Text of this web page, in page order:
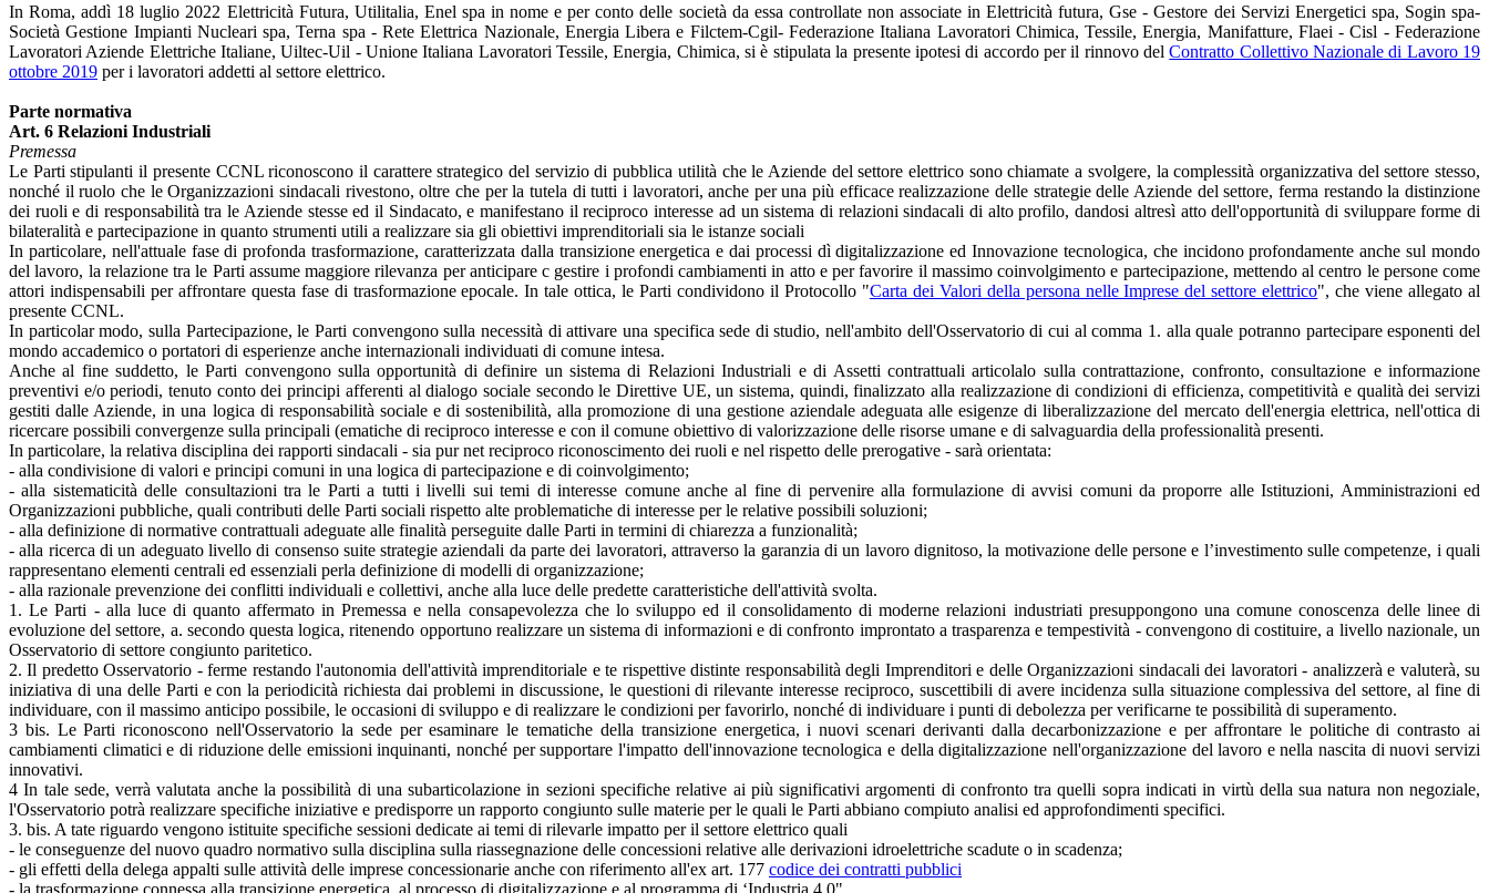
In Roma, addì 18 luglio 2022 Elettricità Futura, Utilitalia, Enel spa in nome e per conto delle società da essa controllate non associate in Elettricità futura, Gse - Gestore dei Servizi Energetici spa, Sogin spa-
Società Gestione Impianti Nucleari spa, Terna spa - Rete Elettrica Nazionale, Energia Libera e Filctem-Cgil- Federazione Italiana Lavoratori Chimica, Tessile, Energia, Manifatture, Flaei - Cisl - Federazione
Lavoratori Aziende Elettriche Italiane, Uiltec-Uil - Unione Italiana Lavoratori Tessile, Energia, Chimica, si è stipulata la presente ipotesi di accordo per il rinnovo delContratto Collettivo Nazionale di Lavoro 19
ottobre 2019 per i lavoratori addetti al settore elettrico.
Parte normativa
Art. 6 Relazioni Industriali
Premessa
Le Parti stipulanti il presente CCNL riconoscono il carattere strategico del servizio di pubblica utilità che le Aziende del settore elettrico sono chiamate a svolgere, la complessità organizzativa del settore stesso,
nonché il ruolo che le Organizzazioni sindacali rivestono, oltre che per la tutela di tutti i lavoratori, anche per una più efficace realizzazione delle strategie delle Aziende del settore, ferma restando la distinzione
dei ruoli e di responsabilità tra le Aziende stesse ed il Sindacato, e manifestano il reciproco interesse ad un sistema di relazioni sindacali di alto profilo, dandosi altresì atto dell'opportunità di sviluppare forme di
bilateralità e partecipazione in quanto strumenti utili a realizzare sia gli obiettivi imprenditoriali sia le istanze sociali
In particolare, nell'attuale fase di profonda trasformazione, caratterizzata dalla transizione energetica e dai processi dì digitalizzazione ed Innovazione tecnologica, che incidono profondamente anche sul mondo
del lavoro, la relazione tra le Parti assume maggiore rilevanza per anticipare c gestire i profondi cambiamenti in atto e per favorire il massimo coinvolgimento e partecipazione, mettendo al centro le persone come
attori indispensabili per affrontare questa fase di trasformazione epocale. In tale ottica, le Parti condividono il Protocollo "Carta dei Valori della persona nelle Imprese del settore elettrico", che viene allegato al
presente CCNL.
In particolar modo, sulla Partecipazione, le Parti convengono sulla necessità di attivare una specifica sede di studio, nell'ambito dell'Osservatorio di cui al comma 1. alla quale potranno partecipare esponenti del
mondo accademico o portatori di esperienze anche internazionali individuati di comune intesa.
Anche al fine suddetto, le Parti convengono sulla opportunità di definire un sistema di Relazioni Industriali e di Assetti contrattuali articolalo sulla contrattazione, confronto, consultazione e informazione
preventivi e/o periodi, tenuto conto dei principi afferenti al dialogo sociale secondo le Direttive UE, un sistema, quindi, finalizzato alla realizzazione di condizioni di efficienza, competitività e qualità dei servizi
gestiti dalle Aziende, in una logica di responsabilità sociale e di sostenibilità, alla promozione di una gestione aziendale adeguata alle esigenze di liberalizzazione del mercato dell'energia elettrica, nell'ottica di
ricercare possibili convergenze sulla principali (ematiche di reciproco interesse e con il comune obiettivo di valorizzazione delle risorse umane e di salvaguardia della professionalità presenti.
In particolare, la relativa disciplina dei rapporti sindacali - sia pur net reciproco riconoscimento dei ruoli e nel rispetto delle prerogative - sarà orientata:
- alla condivisione di valori e principi comuni in una logica di partecipazione e di coinvolgimento;
- alla sistematicità delle consultazioni tra le Parti a tutti i livelli sui temi di interesse comune anche al fine di pervenire alla formulazione di avvisi comuni da proporre alle Istituzioni, Amministrazioni ed
Organizzazioni pubbliche, quali contributi delle Parti sociali rispetto alte problematiche di interesse per le relative possibili soluzioni;
- alla definizione di normative contrattuali adeguate alle finalità perseguite dalle Parti in termini di chiarezza a funzionalità;
- alla ricerca di un adeguato livello di consenso suite strategie aziendali da parte dei lavoratori, attraverso la garanzia di un lavoro dignitoso, la motivazione delle persone e l’investimento sulle competenze, i quali
rappresentano elementi centrali ed essenziali perla definizione di modelli di organizzazione;
- alla razionale prevenzione dei conflitti individuali e collettivi, anche alla luce delle predette caratteristiche dell'attività svolta.
1. Le Parti - alla luce di quanto affermato in Premessa e nella consapevolezza che lo sviluppo ed il consolidamento di moderne relazioni industriati presuppongono una comune conoscenza delle linee di
evoluzione del settore, a. secondo questa logica, ritenendo opportuno realizzare un sistema di informazioni e di confronto improntato a trasparenza e tempestività - convengono di costituire, a livello nazionale, un
Osservatorio di settore congiunto paritetico.
2. Il predetto Osservatorio - ferme restando l'autonomia dell'attività imprenditoriale e te rispettive distinte responsabilità degli Imprenditori e delle Organizzazioni sindacali dei lavoratori - analizzerà e valuterà, su
iniziativa di una delle Parti e con la periodicità richiesta dai problemi in discussione, le questioni di rilevante interesse reciproco, suscettibili di avere incidenza sulla situazione complessiva del settore, al fine di
individuare, con il massimo anticipo possibile, le occasioni di sviluppo e di realizzare le condizioni per favorirlo, nonché di individuare i punti di debolezza per verificarne te possibilità di superamento.
3 bis. Le Parti riconoscono nell'Osservatorio la sede per esaminare le tematiche della transizione energetica, i nuovi scenari derivanti dalla decarbonizzazione e per affrontare le politiche di contrasto ai
cambiamenti climatici e di riduzione delle emissioni inquinanti, nonché per supportare l'impatto dell'innovazione tecnologica e della digitalizzazione nell'organizzazione del lavoro e nella nascita di nuovi servizi
innovativi.
4 In tale sede, verrà valutata anche la possibilità di una subarticolazione in sezioni specifiche relative ai più significativi argomenti di confronto tra quelli sopra indicati in virtù della sua natura non negoziale,
l'Osservatorio potrà realizzare specifiche iniziative e predisporre un rapporto congiunto sulle materie per le quali le Parti abbiano compiuto analisi ed approfondimenti specifici.
3. bis. A tate riguardo vengono istituite specifiche sessioni dedicate ai temi di rilevarle impatto per il settore elettrico quali
- le conseguenze del nuovo quadro normativo sulla disciplina sulla riassegnazione delle concessioni relative alle derivazioni idroelettriche scadute o in scadenza;
- gli effetti della delega appalti sulle attività delle imprese concessionarie anche con riferimento all'ex art. 177 codice dei contratti pubblici
- la trasformazione connessa alla transizione energetica, al processo di digitalizzazione e al programma di ‘Industria 4.0".